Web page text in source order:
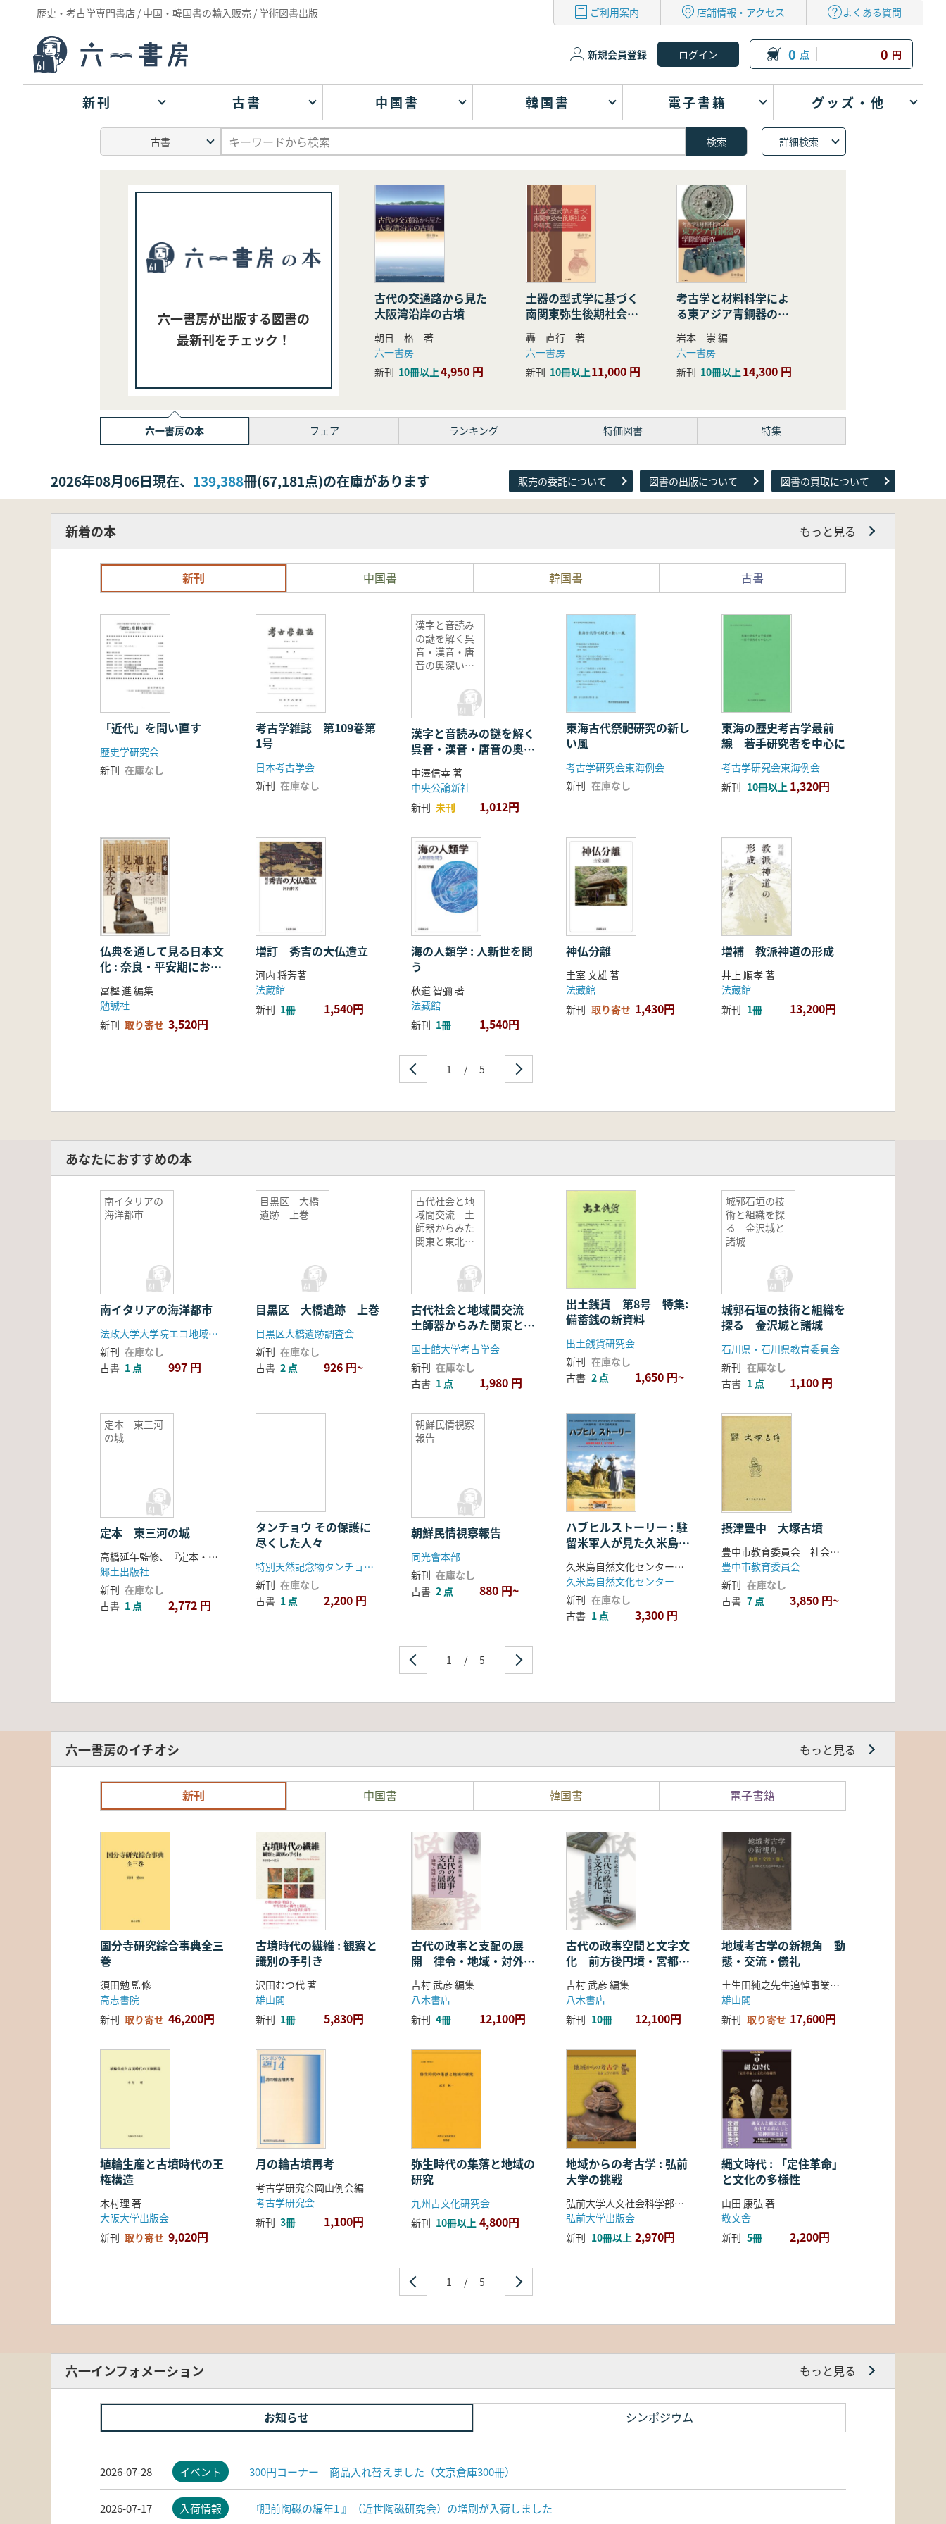
歴史・考古学専門書店 / 中国・韓国書の輸入販売 / 学術図書出版 ご利用案内 店舗情報・アクセス よくある質問
新規会員登録 0 点 0 円
新刊 古書 中国書 韓国書 電子書籍 グッズ・他
詳細検索
六一書房が出版する図書の
最新刊をチェック！
古代の交通路から見た
大阪湾沿岸の古墳
朝日 格 著
六一書房
新刊 10冊以上4,950 円
土器の型式学に基づく
南関東弥生後期社会の
研究
轟 直行 著
六一書房
新刊 10冊以上11,000 円
考古学と材料科学によ
る東アジア青銅器の学
際的研究
岩本 崇 編
六一書房
新刊 10冊以上14,300 円
六一書房の本 フェア ランキング 特価図書 特集
2026年08月06日現在、 139,388冊(67,181点)の在庫があります 販売の委託について 図書の出版について 図書の買取について
新着の本 もっと見る
新刊 中国書 韓国書 古書
「近代」を問い直す
歴史学研究会
新刊 在庫なし
考古学雑誌 第109巻第
1号
日本考古学会
新刊 在庫なし
漢字と音読み
の謎を解く呉
音・漢音・唐
音の奥深い世
漢字と音読みの謎を解く
呉音・漢音・唐音の奥深
い世界
中澤信幸 著
中央公論新社
新刊 未刊 1,012円
東海古代祭祀研究の新し
い風
考古学研究会東海例会
新刊 在庫なし
東海の歴史考古学最前
線 若手研究者を中心に
考古学研究会東海例会
新刊 10冊以上 1,320円
仏典を通して見る日本文
化 : 奈良・平安期におけ
る仏教の受容・融合・展
開
冨樫 進 編集
勉誠社
新刊 取り寄せ 3,520円
増訂 秀吉の大仏造立
河内 将芳著
法蔵館
新刊 1冊 1,540円
海の人類学 : 人新世を問
う
秋道 智彌 著
法藏館
新刊 1冊 1,540円
神仏分離
圭室 文雄 著
法藏館
新刊 取り寄せ 1,430円
増補 教派神道の形成
井上 順孝 著
法藏館
新刊 1冊 13,200円
1 / 5
あなたにおすすめの本
南イタリアの
海洋都市
南イタリアの海洋都市
法政大学大学院エコ地域デザイン研究所
新刊 在庫なし
古書 1 点 997 円
目黒区 大橋
遺跡 上巻
目黒区 大橋遺跡 上巻
目黒区大橋遺跡調査会
新刊 在庫なし
古書 2 点 926 円~
古代社会と地
域間交流 土
師器からみた
関東と東北の
古代社会と地域間交流
土師器からみた関東と東
北の様相
国士館大学考古学会
新刊 在庫なし
古書 1 点 1,980 円
出土銭貨 第8号 特集:
備蓄銭の新資料
出土銭貨研究会
新刊 在庫なし
古書 2 点 1,650 円~
城郭石垣の技
術と組織を探
る 金沢城と
諸城
城郭石垣の技術と組織を
探る 金沢城と諸城
石川県・石川県教育委員会
新刊 在庫なし
古書 1 点 1,100 円
定本 東三河
の城
定本 東三河の城
高橋延年監修、『定本・東三河の城』刊行会 編
郷土出版社
新刊 在庫なし
古書 1 点 2,772 円
タンチョウ その保護に
尽くした人々
特別天然記念物タンチョウ保護30周年記念事業実行委員会
新刊 在庫なし
古書 1 点 2,200 円
朝鮮民情視察
報告
朝鮮民情視察報告
同光會本部
新刊 在庫なし
古書 2 点 880 円~
ハブヒルストーリー : 駐
留米軍人が見た久米島 :
久米島町制1周年記念写
真展
久米島自然文化センター 編
久米島自然文化センター
新刊 在庫なし
古書 1 点 3,300 円
摂津豊中 大塚古墳
豊中市教育委員会 社会教育課文化係 編
豊中市教育委員会
新刊 在庫なし
古書 7 点 3,850 円~
1 / 5
六一書房のイチオシ もっと見る
新刊 中国書 韓国書 電子書籍
国分寺研究綜合事典全三
巻
須田勉 監修
高志書院
新刊 取り寄せ 46,200円
古墳時代の繊維 : 観察と
識別の手引き
沢田むつ代 著
雄山閣
新刊 1冊 5,830円
古代の政事と支配の展
開 律令・地域・対外関
係
吉村 武彦 編集
八木書店
新刊 4冊 12,100円
古代の政事空間と文字文
化 前方後円墳・宮都・
ことば
吉村 武彦 編集
八木書店
新刊 10冊 12,100円
地域考古学の新視角 動
態・交流・儀礼
土生田純之先生追悼事業会 編
雄山閣
新刊 取り寄せ 17,600円
埴輪生産と古墳時代の王
権構造
木村理 著
大阪大学出版会
新刊 取り寄せ 9,020円
月の輪古墳再考
考古学研究会岡山例会編
考古学研究会
新刊 3冊 1,100円
弥生時代の集落と地域の
研究
九州古文化研究会
新刊 10冊以上 4,800円
地域からの考古学 : 弘前
大学の挑戦
弘前大学人文社会科学部北日本考古学研究センター 編
弘前大学出版会
新刊 10冊以上 2,970円
縄文時代 : 「定住革命」
と文化の多様性
山田 康弘 著
敬文舎
新刊 5冊 2,200円
1 / 5
六一インフォメーション もっと見る
お知らせ シンポジウム
2026-07-28 イベント 300円コーナー 商品入れ替えました（文京倉庫300冊）
2026-07-17 入荷情報 『肥前陶磁の編年1 』（近世陶磁研究会）の増刷が入荷しました